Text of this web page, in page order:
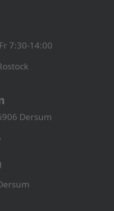
7:30-14:00
Dersum